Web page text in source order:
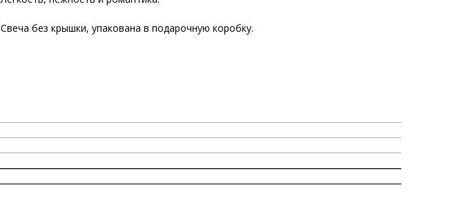
Свеча без крышки, упакована в подарочную коробку.